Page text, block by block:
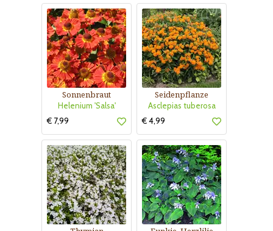
Sonnenbraut
Helenium 'Salsa'
€ 7,99
Seidenpflanze
Asclepias tuberosa
€ 4,99